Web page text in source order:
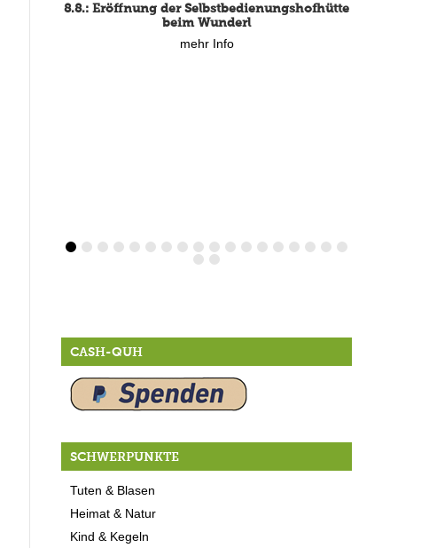
8.8.: Eröffnung der Selbstbedienungshofhütte
beim Wunderl
mehr Info
CASH-QUH
SCHWERPUNKTE
Tuten & Blasen
Heimat & Natur
Kind & Kegeln